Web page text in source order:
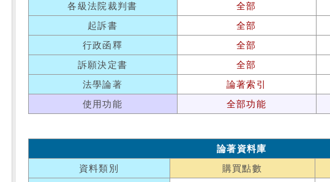
各級法院裁判書
全部
起訴書
全部
行政函釋
全部
訴願決定書
全部
法學論著
論著索引
使用功能
全部功能
論著資料庫
資料類別
購買點數